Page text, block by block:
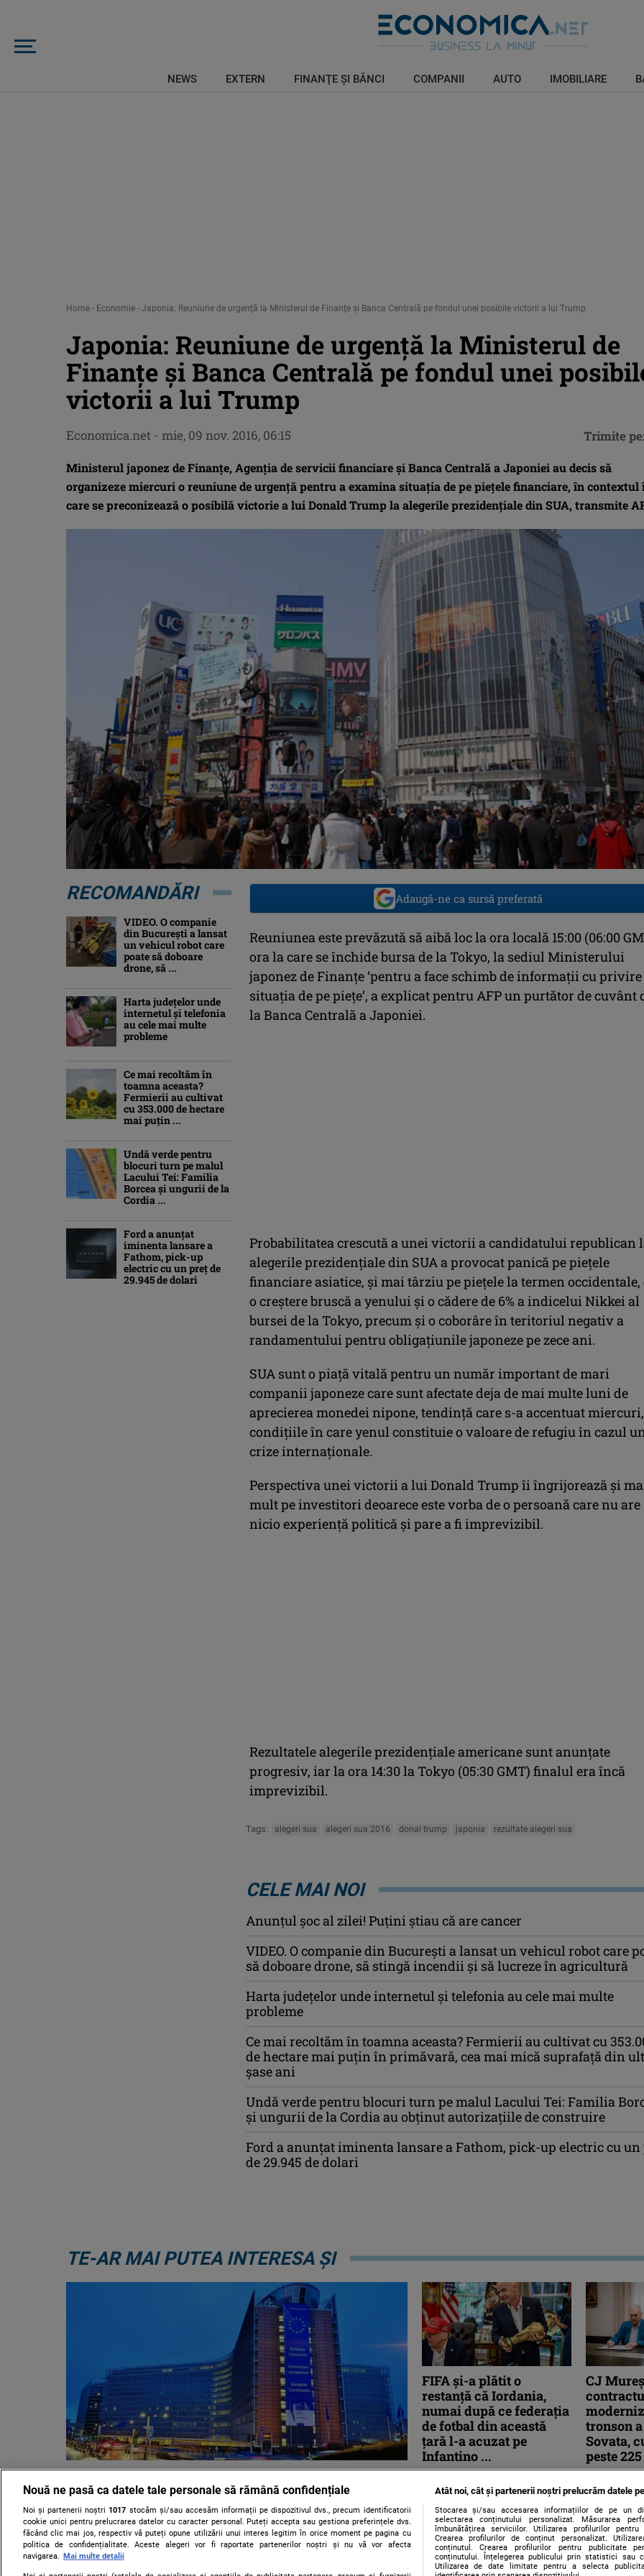
NEWS EXTERN FINANŢE ŞI BĂNCI COMPANII AUTO IMOBILIARE
Home - Economie - Japonia: Reuniune de urgenţă la Ministerul de Finanţe şi Banca Centrală pe fondul unei posibile victorii a lui Trump
Japonia: Reuniune de urgenţă la Ministerul de
Finanţe şi Banca Centrală pe fondul unei
victorii a lui Trump
Ministerul japonez de Finanţe, Agenţia de servicii financiare şi Banca Centrală a Japoniei au decis să
organizeze miercuri o reuniune de urgenţă pentru a examina situaţia de pe pieţele financiare, în contextul
care se preconizează o posibilă victorie a lui Donald Trump la alegerile prezidenţiale din SUA, transmite
Economica.net - mie, 09 nov. 2016, 06:15 Trimite pe:
Adaugă-ne ca sursă preferată
Reuniunea este prevăzută să aibă loc la ora locală 15:00 (06:00
ora la care se închide bursa de la Tokyo, la sediul Ministerului
japonez de Finanţe ‘pentru a face schimb de informaţii cu
situaţia de pe pieţe’, a explicat pentru AFP un purtător de cuvânt
la Banca Centrală a Japoniei.
Probabilitatea crescută a unei victorii a candidatului republican
alegerile prezidenţiale din SUA a provocat panică pe pieţele
financiare asiatice, şi mai târziu pe pieţele la termen occidentale,
o creştere bruscă a yenului şi o cădere de 6% a indicelui Nikkei al
bursei de la Tokyo, precum şi o coborâre în teritoriul negativ a
randamentului pentru obligaţiunile japoneze pe zece ani.
SUA sunt o piaţă vitală pentru un număr important de mari
companii japoneze care sunt afectate deja de mai multe luni de
aprecierea monedei nipone, tendinţă care s-a accentuat
condiţiile în care yenul constituie o valoare de refugiu în cazul
crize internaţionale.
Perspectiva unei victorii a lui Donald Trump îi îngrijorează şi
mult pe investitori deoarece este vorba de o persoană care nu are
nicio experienţă politică şi pare a fi imprevizibil.
Rezultatele alegerile prezidenţiale americane sunt anunţate
progresiv, iar la ora 14:30 la Tokyo (05:30 GMT) finalul era încă
imprevizibil.
Tags: alegeri sua alegeri sua 2016 donal trump japonia rezultate alegeri sua
CELE MAI NOI
Anunţul şoc al zilei! Puţini ştiau că are cancer
VIDEO. O companie din București a lansat un vehicul robot care
să doboare drone, să stingă incendii și să lucreze în agricultură
Harta județelor unde internetul și telefonia au cele mai multe
probleme
Ce mai recoltăm în toamna aceasta? Fermierii au cultivat cu
de hectare mai puțin în primăvară, cea mai mică suprafață din
șase ani
Undă verde pentru blocuri turn pe malul Lacului Tei: Familia
și ungurii de la Cordia au obținut autorizațiile de construire
Ford a anunțat iminenta lansare a Fathom, pick-up electric cu un
de 29.945 de dolari
RECOMANDĂRI
VIDEO. O companie
din București a lansat
un vehicul robot care
poate să doboare
drone, să ...
Harta județelor unde
internetul și telefonia
au cele mai multe
probleme
Ce mai recoltăm în
toamna aceasta?
Fermierii au cultivat
cu 353.000 de hectare
mai puțin ...
Undă verde pentru
blocuri turn pe malul
Lacului Tei: Familia
Borcea și ungurii de la
Cordia ...
Ford a anunțat
iminenta lansare a
Fathom, pick-up
electric cu un preț de
29.945 de dolari
TE-AR MAI PUTEA INTERESA ȘI
Comisia Europeană va evalua impactul
amendamentelor adoptate de Parlament la
legea decarbonizării din România
Comisia Europeană va evalua dacă modificările aduse de Parlamentul
României la legea decarbonizării pot afecta îndeplinirea jalonului 114 din
FIFA și-a plătit o
restanță că Iordania,
numai după ce federația
de fotbal din această
țară l-a acuzat pe
Infantino ...
pregătire al echipei naţionale au
primit premierea în bani pentru
participarea la ...
CJ
tronson
Sovata,
peste
Judeţean
Ferenc, a
...
Nouă ne pasă ca datele tale personale să rămână confidențiale
Noi și partenerii noștri1017 stocăm și/sau accesăm informații pe dispozitivul dvs., precum identificatorii
cookie unici pentru prelucrarea datelor cu caracter personal. Puteți accepta sau gestiona preferințele dvs.
făcând clic mai jos, respectiv vă puteți opune utilizării unui interes legitim în orice moment pe pagina cu
politica de confidențialitate. Aceste alegeri vor fi raportate partenerilor noștri și nu vă vor afecta
navigarea.
Mai multe detalii
Atât noi, cât și partenerii noștri prelucrăm datele
Stocarea și/sau accesarea informațiilor de pe un
selectarea conținutului personalizat. Măsurarea
îmbunătățirea serviciilor. Utilizarea profilurilor
Crearea profilurilor de conținut personalizat.
conținutul. Crearea profilurilor pentru publicitate
conținutului. Înțelegerea publicului prin statistici sau
Utilizarea de date limitate pentru a selecta